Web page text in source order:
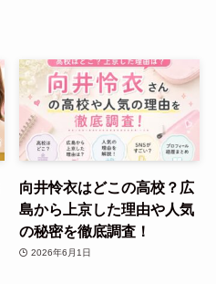
向井怜衣はどこの高校？広
島から上京した理由や人気
の秘密を徹底調査！
2026年6月1日